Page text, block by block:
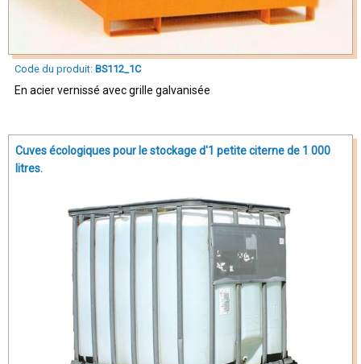
Code du produit: BS112_1C
En acier vernissé avec grille galvanisée
Cuves écologiques pour le stockage d'1 petite citerne de 1 000
litres.